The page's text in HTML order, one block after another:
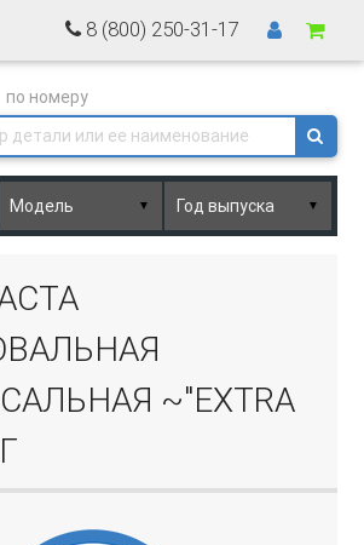
8 (800) 250-31-17
по номеру
▼ ▼
~"EXTRA